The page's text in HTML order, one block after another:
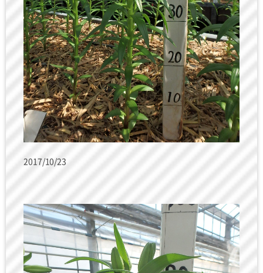
2017/10/23